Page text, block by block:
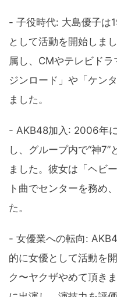
- 子役時代: 大島優子は
として活動を開始しま
属し、CMやテレビド
ジンロード」や「ケン
ました。
- AKB48加入: 2006年
し、グループ内で“神7”
ました。彼女は「ヘビ
ト曲でセンターを務め
た。
- 女優業への転向:
的に女優として活動を
ク〜ヤクザやめて頂き